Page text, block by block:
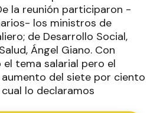
la reunión participaron -
los ministros de
de Desarrollo Social,
Ángel Giano. Con
el tema salarial pero el
del siete por ciento
lo declaramos